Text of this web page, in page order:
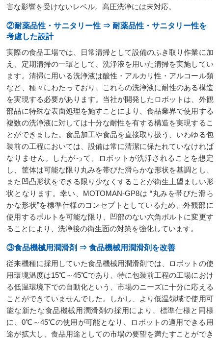
害な影響を受けないレベル。高圧洗浄には未対応。
②耐薬品性・サニタリー性 ⇒ 耐薬品性・サニタリー性を
考慮した設計
実際の食品工場では、日常清掃として設備のふき取り作業に加
え、定期清掃の一環として、洗浄液を用いた清掃を実施してい
ます。清掃に用いる洗浄液は酸性・アルカリ性・アルコール類
など、種々にわたっており、これらの洗浄液に耐性のある構造
を実現する必要があります。当社が開発したロボットは、外観
部品に特殊な表面処理を施すことにより、食品業界で使用する
複数の洗浄液に対しては十分な耐性を有する構造を実現するこ
とができました。食品加工や食品を直接取り扱う、いわゆる包
装前の工程においては、設備は常に清潔に保たれていなければ
なりません。したがって、ロボットが洗浄されることを想定
し、筐体は可能な限り丸みを帯びた滑らかな形状を基調とし、
また凹凸形状をできる限り少なくすることが衛生上望ましい形
状となります。幸い、MOTOMAN-GP8は “丸みを帯びた滑ら
かな形状”を標準仕様のコンセプトとしているため、外観部に
使用するボルトを可能な限り、凹部のない六角ボルトに変更す
ることにより、洗浄後の衛生面の対策を強化しています。
③食品機械用潤滑剤 ⇒ 食品機械用潤滑剤を改善
従来機種に採用していた食品機械用潤滑剤では、ロボットの使
用環境温度は15℃～45℃であり、特に包装前工程の工場におけ
る低温環境下での自動化という、市場のニーズに十分に応える
ことができていませんでした。しかし、より低温領域で使用可
能な新たな食品機械用潤滑剤の採用により、標準仕様と同様
に、0℃～45℃の使用が可能となり、ロボットの適用できる用
途が拡大し、食品用途としての市場の要望を満たすことができ